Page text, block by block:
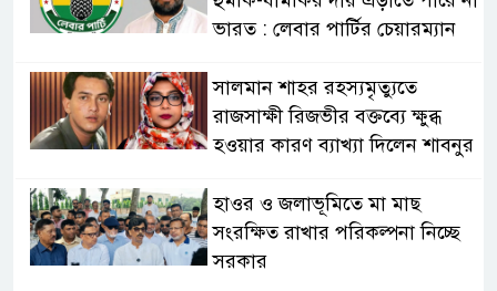
ভারত : লেবার পার্টির চেয়ারম্যান
সালমান শাহর রহস্যমৃত্যুতে
রাজসাক্ষী রিজভীর বক্তব্যে ক্ষুব্ধ
হওয়ার কারণ ব্যাখ্যা দিলেন শাবনুর
হাওর ও জলাভূমিতে মা মাছ
সংরক্ষিত রাখার পরিকল্পনা নিচ্ছে
সরকার